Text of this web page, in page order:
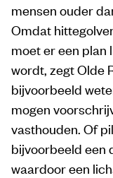
mensen ouder
Omdat
moet er een plan
wordt, zegt Olde
bijvoorbeeld
mogen
vasthouden. Of
bijvoorbeeld een
waardoor een